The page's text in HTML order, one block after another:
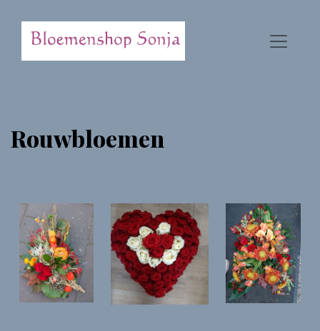
Rouwbloemen